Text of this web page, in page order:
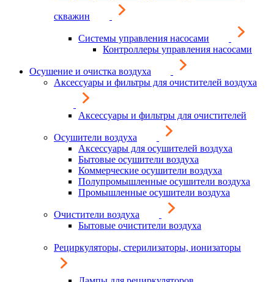
скважин
Системы управления насосами
Контроллеры управления насосами
Осушение и очистка воздуха
Аксессуары и фильтры для очистителей воздуха
Аксессуары и фильтры для очистителей
Осушители воздуха
Аксессуары для осушителей воздуха
Бытовые осушители воздуха
Коммерческие осушители воздуха
Полупромышленные осушители воздуха
Промышленные осушители воздуха
Очистители воздуха
Бытовые очистители воздуха
Рециркуляторы, стерилизаторы, ионизаторы